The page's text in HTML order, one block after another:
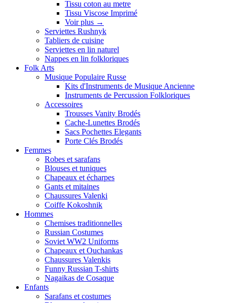
Tissu coton au metre
Tissu Viscose Imprimé
Voir plus →
Serviettes Rushnyk
Tabliers de cuisine
Serviettes en lin naturel
Nappes en lin folkloriques
Folk Arts
Musique Populaire Russe
Kits d'Instruments de Musique Ancienne
Instruments de Percussion Folkloriques
Accessoires
Trousses Vanity Brodés
Cache-Lunettes Brodés
Sacs Pochettes Elegants
Porte Clés Brodés
Femmes
Robes et sarafans
Blouses et tuniques
Chapeaux et écharpes
Gants et mitaines
Chaussures Valenki
Coiffe Kokoshnik
Hommes
Chemises traditionnelles
Russian Costumes
Soviet WW2 Uniforms
Chapeaux et Ouchankas
Chaussures Valenkis
Funny Russian T-shirts
Nagaikas de Cosaque
Enfants
Sarafans et costumes